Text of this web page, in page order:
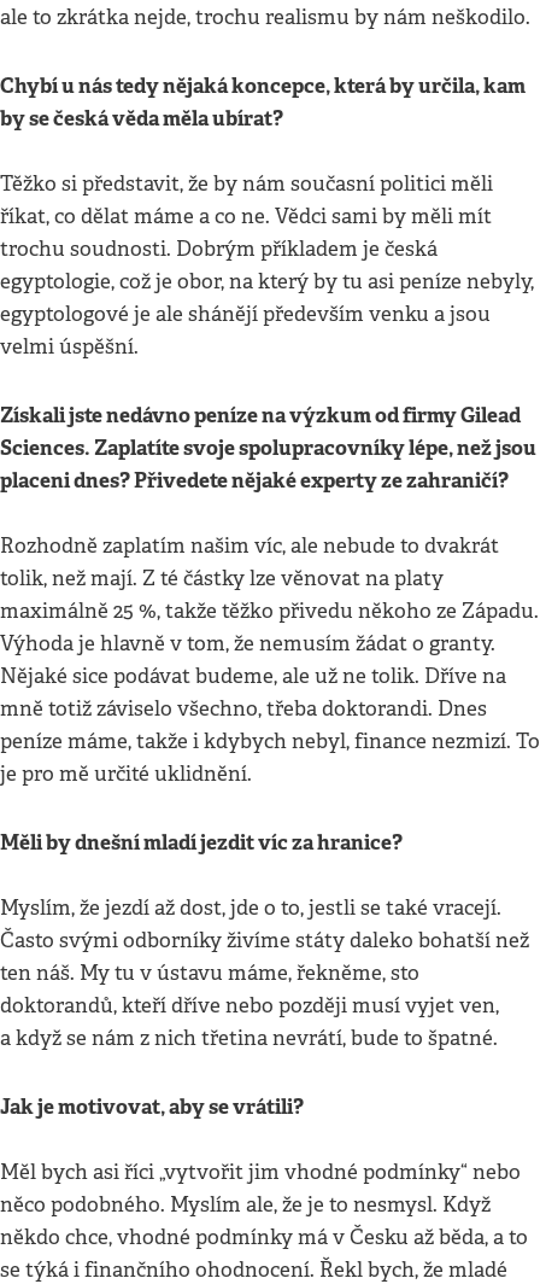
ale to zkrátka nejde, trochu realismu by nám neškodilo.
Chybí u nás tedy nějaká koncepce, která by určila, kam
by se česká věda měla ubírat?
Těžko si představit, že by nám současní politici měli
říkat, co dělat máme a co ne. Vědci sami by měli mít
trochu soudnosti. Dobrým příkladem je česká
egyptologie, což je obor, na který by tu asi peníze nebyly,
egyptologové je ale shánějí především venku a jsou
velmi úspěšní.
Získali jste nedávno peníze na výzkum od firmy Gilead
Sciences. Zaplatíte svoje spolupracovníky lépe, než jsou
placeni dnes? Přivedete nějaké experty ze zahraničí?
Rozhodně zaplatím našim víc, ale nebude to dvakrát
tolik, než mají. Z té částky lze věnovat na platy
maximálně 25 %, takže těžko přivedu někoho ze Západu.
Výhoda je hlavně v tom, že nemusím žádat o granty.
Nějaké sice podávat budeme, ale už ne tolik. Dříve na
mně totiž záviselo všechno, třeba doktorandi. Dnes
peníze máme, takže i kdybych nebyl, finance nezmizí. To
je pro mě určité uklidnění.
Měli by dnešní mladí jezdit víc za hranice?
Myslím, že jezdí až dost, jde o to, jestli se také vracejí.
Často svými odborníky živíme státy daleko bohatší než
ten náš. My tu v ústavu máme, řekněme, sto
doktorandů, kteří dříve nebo později musí vyjet ven,
a když se nám z nich třetina nevrátí, bude to špatné.
Jak je motivovat, aby se vrátili?
Měl bych asi říci „vytvořit jim vhodné podmínky“ nebo
něco podobného. Myslím ale, že je to nesmysl. Když
někdo chce, vhodné podmínky má v Česku až běda, a to
se týká i finančního ohodnocení. Řekl bych, že mladé